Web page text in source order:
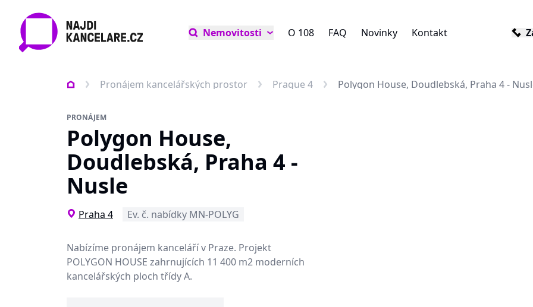
Nemovitosti O 108 FAQ Novinky Kontakt
Pronájem kancelářských prostor Prague 4 Polygon House, Doudlebská, Praha 4 -
PRONÁJEM
Polygon House,
Doudlebská, Praha 4 -
Nusle
Praha 4 Ev. č. nabídky MN-POLYG
Nabízíme pronájem kancelářív Praze. Projekt
POLYGON HOUSE zahrnujících 11 400 m2 moderních
kancelářských ploch třídy A.